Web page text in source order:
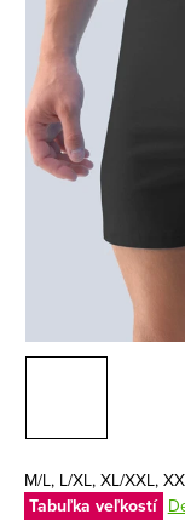
M/L, L/XL, XL/XXL,
Tabuľka veľkostí